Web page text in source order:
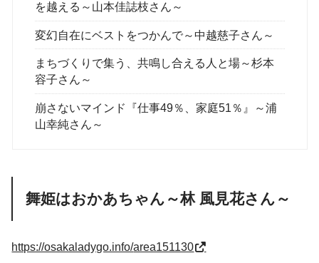
を越える～山本佳誌枝さん～
変幻自在にベストをつかんで～中越慈子さん～
まちづくりで集う、共鳴し合える人と場～杉本
容子さん～
崩さないマインド『仕事49％、家庭51％』～浦
山幸純さん～
舞姫はおかあちゃん～林 風見花さん～
https://osakaladygo.info/area151130